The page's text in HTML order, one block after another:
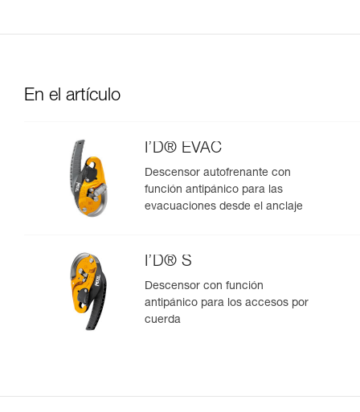
En el artículo
I’D® EVAC
Descensor autofrenante con
función antipánico para las
evacuaciones desde el anclaje
I’D® S
Descensor con función
antipánico para los accesos por
cuerda